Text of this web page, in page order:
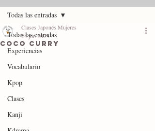
Todas las entradas
Experiencias
Vocabulario
Kpop
Clases
Kanji
Todas las entradas
Coco curry
Clases Japonés Mujeres
24 jun 2023